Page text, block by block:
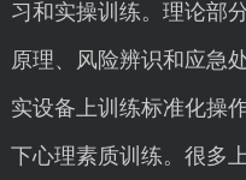
习和实操训练。理论部
原理、风险辨识和应急
实设备上训练标准化操
下心理素质训练。很多